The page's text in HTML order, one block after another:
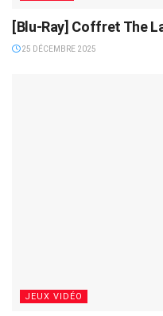
[Blu-Ray] Coffret The
25 DÉCEMBRE 2025
JEUX VIDÉO